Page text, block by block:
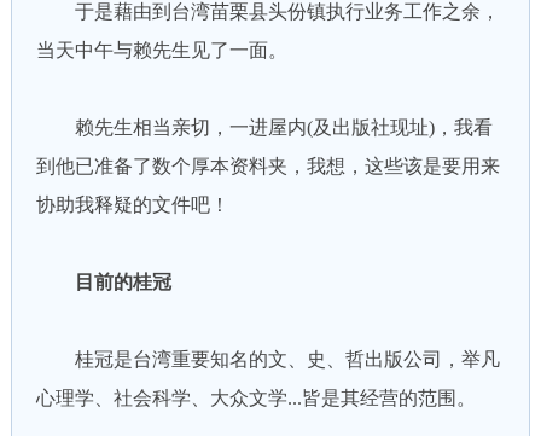
于是藉由到台湾苗栗县头份镇执行业务工作之余，
当天中午与赖先生见了一面。
赖先生相当亲切，一进屋内(及出版社现址)，我看
到他已准备了数个厚本资料夹，我想，这些该是要用来
协助我释疑的文件吧！
目前的桂冠
桂冠是台湾重要知名的文、史、哲出版公司，举凡
心理学、社会科学、大众文学...皆是其经营的范围。